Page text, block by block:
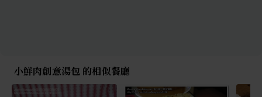
小鮮肉創意湯包 的相似餐廳